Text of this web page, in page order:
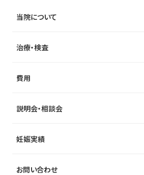
当院について
治療・検査
費用
説明会・相談会
妊娠実績
お問い合わせ